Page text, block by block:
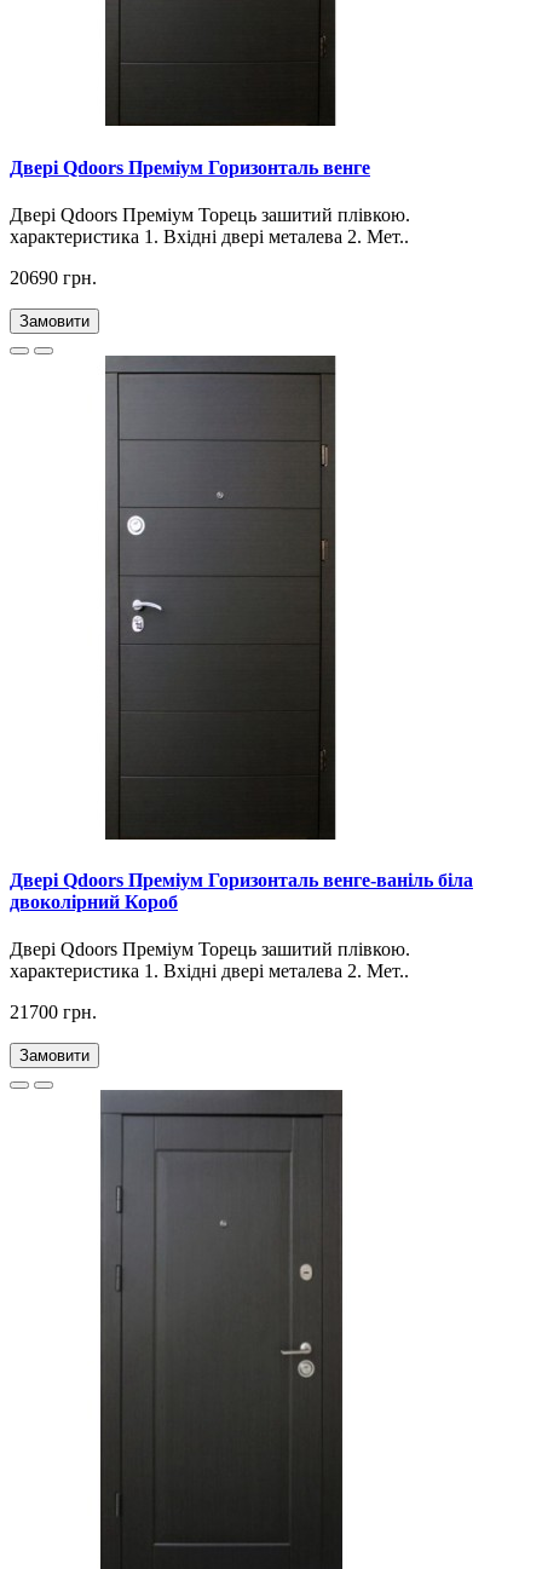
Двері Qdoors Преміум Горизонталь венге
Двері Qdoors Премiум Торець зашитий плівкою.
характеристика 1. Вхідні двері металева 2. Мет..
20690 грн.
Замовити
Двері Qdoors Преміум Горизонталь венге-ваніль біла
двоколірний Короб
Двері Qdoors Премiум Торець зашитий плівкою.
характеристика 1. Вхідні двері металева 2. Мет..
21700 грн.
Замовити